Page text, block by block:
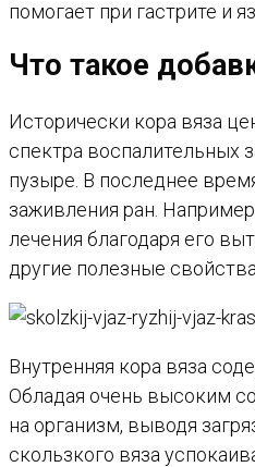
помогает при гастрите и
Что такое
Исторически кора вяза
спектра воспалительных
пузыре. В последнее
заживления ран.
лечения благодаря его
другие полезные
Внутренняя кора вяза
Обладая очень высоким
на организм, выводя
скользкого вяза